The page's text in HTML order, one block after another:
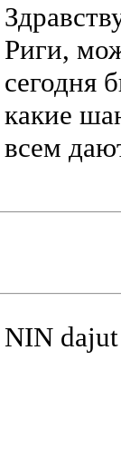
Риги,
сегодня
какие
всем
NIN